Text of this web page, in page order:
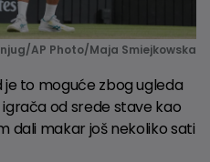
AP Photo/Maja Smiejkowska
to moguće zbog ugleda
od srede stave kao
dali makar još nekoliko sati